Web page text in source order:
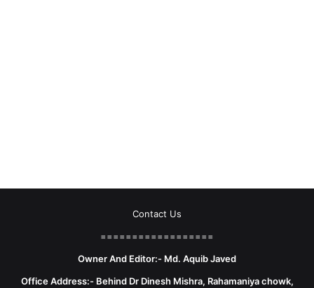
Contact Us
==================
Owner And Editor:- Md. Aquib Javed
Office Address:- Behind Dr Dinesh Mishra, Rahamaniya chowk,